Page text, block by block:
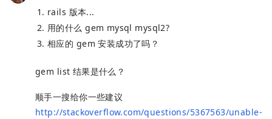
rails 版本...
用的什么 gem mysql mysql2?
相应的 gem 安装成功了吗？
gem list 结果是什么？
顺手一搜给你一些建议
http://stackoverflow.com/questions/5367563/unable-